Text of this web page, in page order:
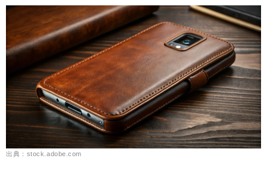
出典：stock.adobe.com